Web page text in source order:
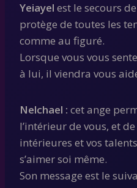
Yeiayel est le secours
protège de toutes les
comme au figuré.
Lorsque vous vous
à lui, il viendra vous
Nelchael : cet ange
l’intérieur de vous, et
intérieures et vos
s’aimer soi même.
Son message est le